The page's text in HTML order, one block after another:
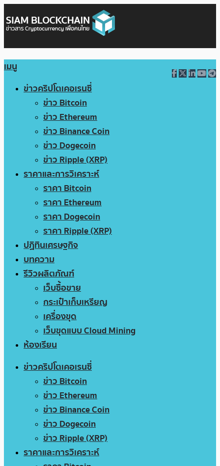
เมนู
ข่าวคริปโตเคอเรนซี่
ข่าว Bitcoin
ข่าว Ethereum
ข่าว Binance Coin
ข่าว Dogecoin
ข่าว Ripple (XRP)
ราคาและการวิเคราะห์
ราคา Bitcoin
ราคา Ethereum
ราคา Dogecoin
ราคา Ripple (XRP)
ปฏิทินเศรษฐกิจ
บทความ
รีวิวผลิตภัณฑ์
เว็บซื้อขาย
กระเป๋าเก็บเหรียญ
เครื่องขุด
เว็บขุดแบบ Cloud Mining
ห้องเรียน
ข่าวคริปโตเคอเรนซี่
ข่าว Bitcoin
ข่าว Ethereum
ข่าว Binance Coin
ข่าว Dogecoin
ข่าว Ripple (XRP)
ราคาและการวิเคราะห์